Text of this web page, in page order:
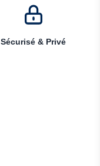
Sécurisé & Privé